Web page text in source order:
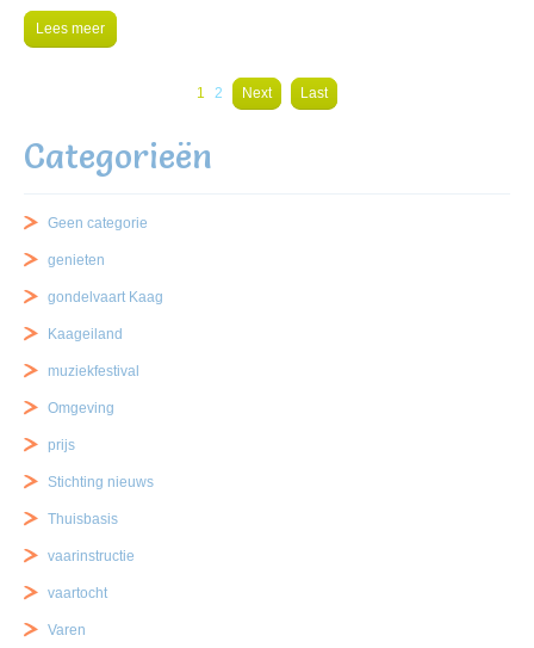
Lees meer
1 2 Next Last
Categorieën
Geen categorie
genieten
gondelvaart Kaag
Kaageiland
muziekfestival
Omgeving
prijs
Stichting nieuws
Thuisbasis
vaarinstructie
vaartocht
Varen